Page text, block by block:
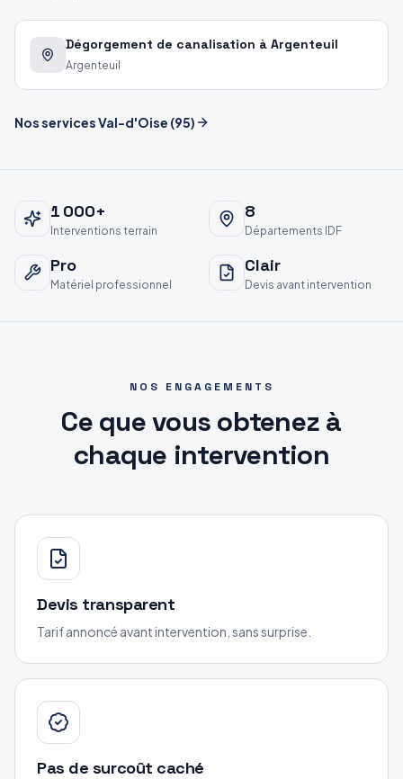
Dégorgement de canalisation à Argenteuil
Argenteuil
Nos servicesVal-d'Oise (95)
1 000+
Interventions terrain
8
Départements IDF
Pro
Matériel professionnel
Clair
Devis avant intervention
NOS ENGAGEMENTS
Ce que vous obtenez à
chaque intervention
Devis transparent
Tarif annoncé avant intervention, sans surprise.
Pas de surcoût caché